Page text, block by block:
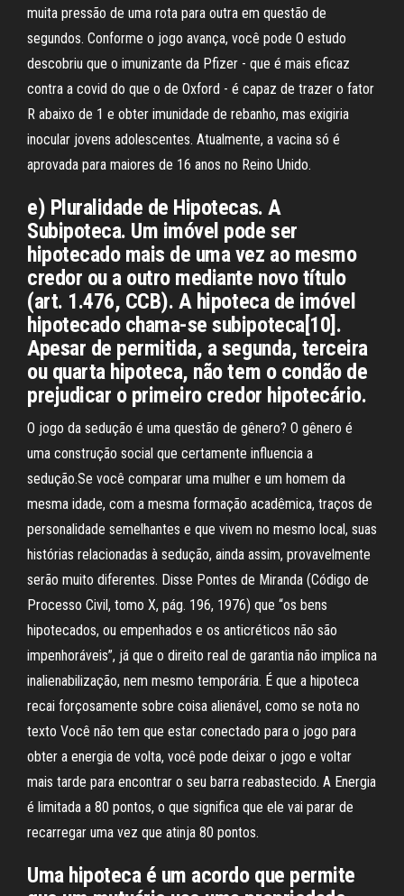
muita pressão de uma rota para outra em questão de
segundos. Conforme o jogo avança, você pode O estudo
descobriu que o imunizante da Pfizer - que é mais eficaz
contra a covid do que o de Oxford - é capaz de trazer o fator
R abaixo de 1 e obter imunidade de rebanho, mas exigiria
inocular jovens adolescentes. Atualmente, a vacina só é
aprovada para maiores de 16 anos no Reino Unido.
e) Pluralidade de Hipotecas. A
Subipoteca. Um imóvel pode ser
hipotecado mais de uma vez ao mesmo
credor ou a outro mediante novo título
(art. 1.476, CCB). A hipoteca de imóvel
hipotecado chama-se subipoteca[10].
Apesar de permitida, a segunda, terceira
ou quarta hipoteca, não tem o condão de
prejudicar o primeiro credor hipotecário.
O jogo da sedução é uma questão de gênero? O gênero é
uma construção social que certamente influencia a
sedução.Se você comparar uma mulher e um homem da
mesma idade, com a mesma formação acadêmica, traços de
personalidade semelhantes e que vivem no mesmo local, suas
histórias relacionadas à sedução, ainda assim, provavelmente
serão muito diferentes. Disse Pontes de Miranda (Código de
Processo Civil, tomo X, pág. 196, 1976) que “os bens
hipotecados, ou empenhados e os anticréticos não são
impenhoráveis”, já que o direito real de garantia não implica na
inalienabilização, nem mesmo temporária. É que a hipoteca
recai forçosamente sobre coisa alienável, como se nota no
texto Você não tem que estar conectado para o jogo para
obter a energia de volta, você pode deixar o jogo e voltar
mais tarde para encontrar o seu barra reabastecido. A Energia
é limitada a 80 pontos, o que significa que ele vai parar de
recarregar uma vez que atinja 80 pontos.
Uma hipoteca é um acordo que permite